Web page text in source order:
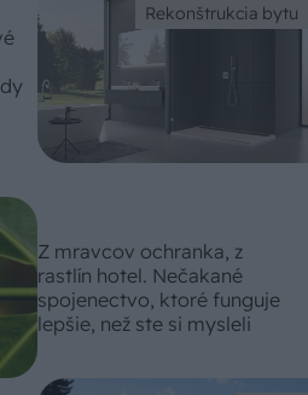
Rekonštrukcia bytu
Z mravcov ochranka, z
rastlín hotel. Nečakané
spojenectvo, ktoré funguje
lepšie, než ste si mysleli